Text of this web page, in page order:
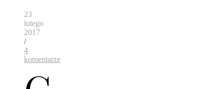
23
lutego
2017
/
4
komentarze